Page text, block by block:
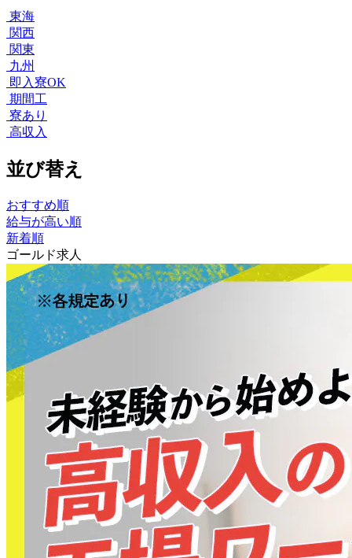
東海
関西
関東
九州
即入寮OK
期間工
寮あり
高収入
並び替え
おすすめ順
給与が高い順
新着順
ゴールド求人